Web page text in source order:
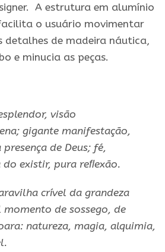
A estrutura em alumínio
o usuário movimentar
detalhes de madeira náutica,
e minucia as peças.
visão
gigante manifestação,
de Deus; fé,
existir, pura reﬂexão.
crível da grandeza
de sossego, de
natureza, magia, alquimia,